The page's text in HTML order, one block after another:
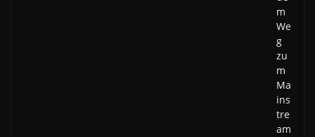
m
We
g
zu
m
Ma
ins
tre
am